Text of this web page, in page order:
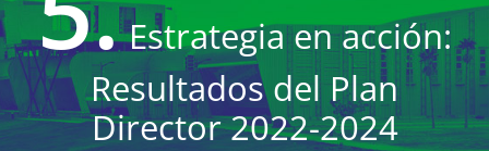
Estrategia en acción:
Resultados del Plan
Director 2022-2024